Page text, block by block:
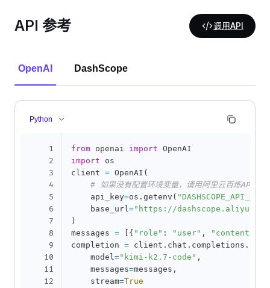
API 参考 调用API
OpenAI DashScope
Python
1
2
3
4
5
6
7
8
9
10
11
12
from openai import
import os
client = OpenAI (
# 如果没有配置环境变量，请用阿里云百炼
    api_key
=os . getenv ( "DASHSCOPE_API_KEY"
    base_url
="https://
)
messages = { "role" : "user" , "content"
completion = client . chat . completions .
    model
="kimi-k2.7-code" ,
    messages
=messages ,
    stream
=True